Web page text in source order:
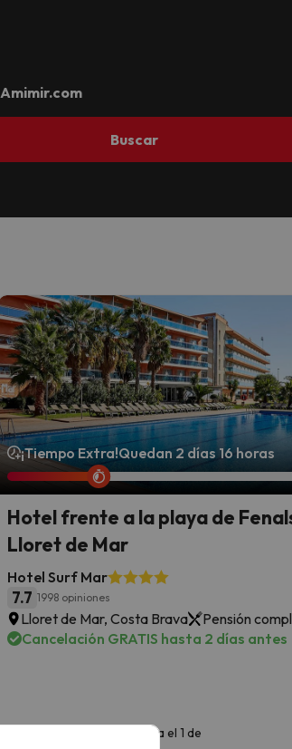
Amimir.com
Buscar
¡Tiempo Extra!Quedan 2 días 16 horas
Hotel frente a la playa de
Lloret de Mar
Hotel Surf Mar
7.7 1998 opiniones
Lloret de Mar, Costa Brava
Pensión
Cancelación GRATIS hasta 2 días antes
Fechas para viajar: hasta el 1 de